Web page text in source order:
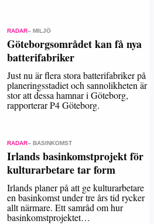
RADAR– MILJÖ
Göteborgsområdet kan få nya
batterifabriker
Just nu är flera stora batterifabriker på
planeringsstadiet och sannolikheten är
stor att dessa hamnar i Göteborg,
rapporterar P4 Göteborg.
RADAR– BASINKOMST
Irlands basinkomstprojekt för
kulturarbetare tar form
Irlands planer på att ge kulturarbetare
en basinkomst under tre års tid rycker
allt närmare. Ett samråd om hur
basinkomstprojektet…